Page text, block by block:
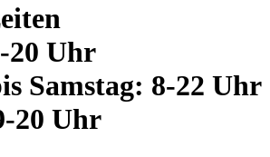
20 Uhr
Samstag: 8-22 Uhr
20 Uhr